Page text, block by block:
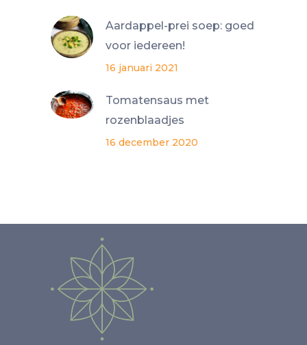
Aardappel-prei soep: goed
voor iedereen!
16 januari 2021
Tomatensaus met
rozenblaadjes
16 december 2020